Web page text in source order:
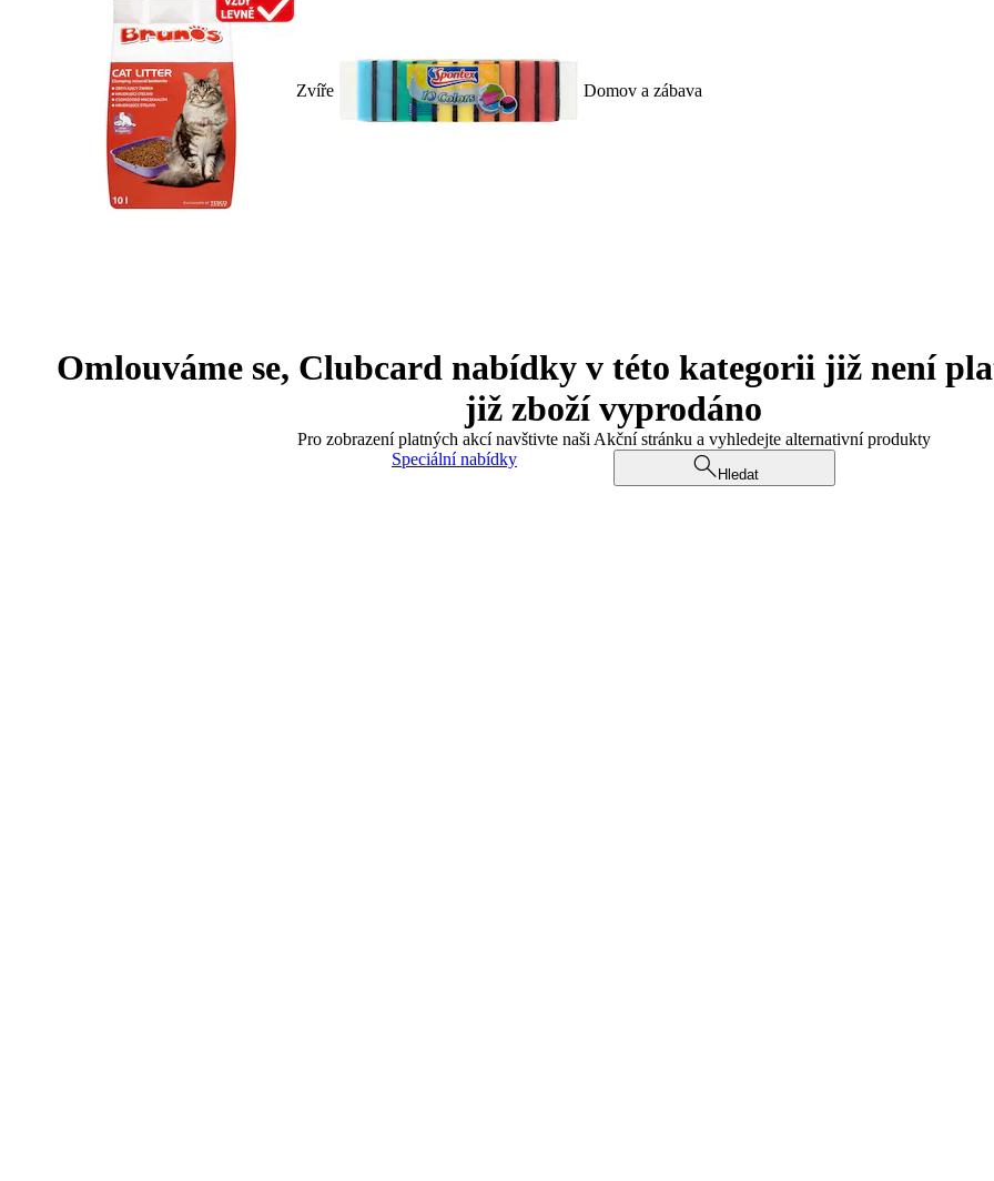
Zvíře Domov a zábava
Omlouváme se, Clubcard nabídky v této kategorii již není
již zboží vyprodáno
Pro zobrazení platných akcí navštivte naši Akční stránku a vyhledejte alternativní produkty
Speciální nabídky
Hledat